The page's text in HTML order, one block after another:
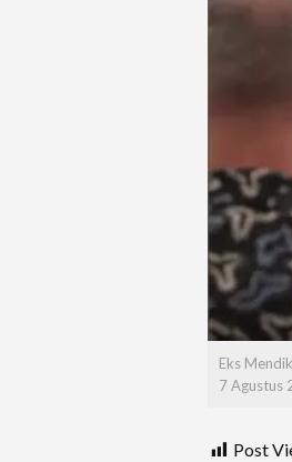
Eks
7 Agustus
Post